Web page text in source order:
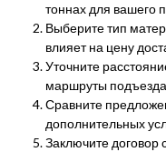
тоннах для вашего
Выберите тип
влияет на цену
Уточните
маршруты
Сравните
дополнительных
Заключите договор